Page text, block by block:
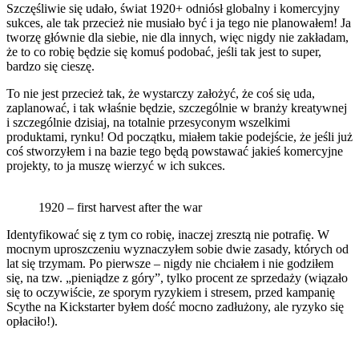
Szczęśliwie się udało, świat 1920+ odniósł globalny i komercyjny
sukces, ale tak przecież nie musiało być i ja tego nie planowałem! Ja
tworzę głównie dla siebie, nie dla innych, więc nigdy nie zakładam,
że to co robię będzie się komuś podobać, jeśli tak jest to super,
bardzo się cieszę.
To nie jest przecież tak, że wystarczy założyć, że coś się uda,
zaplanować, i tak właśnie będzie, szczególnie w branży kreatywnej
i szczególnie dzisiaj, na totalnie przesyconym wszelkimi
produktami, rynku! Od początku, miałem takie podejście, że jeśli już
coś stworzyłem i na bazie tego będą powstawać jakieś komercyjne
projekty, to ja muszę wierzyć w ich sukces.
1920 – first harvest after the war
Identyfikować się z tym co robię, inaczej zresztą nie potrafię. W
mocnym uproszczeniu wyznaczyłem sobie dwie zasady, których od
lat się trzymam. Po pierwsze – nigdy nie chciałem i nie godziłem
się, na tzw. „pieniądze z góry”, tylko procent ze sprzedaży (wiązało
się to oczywiście, ze sporym ryzykiem i stresem, przed kampanię
Scythe na Kickstarter byłem dość mocno zadłużony, ale ryzyko się
opłaciło!).